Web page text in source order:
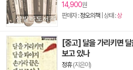
14,900원
판매자 :정오의책 | 상태 :상
[중고] 달을 가리키면
보고 있나
정휴(지은이)